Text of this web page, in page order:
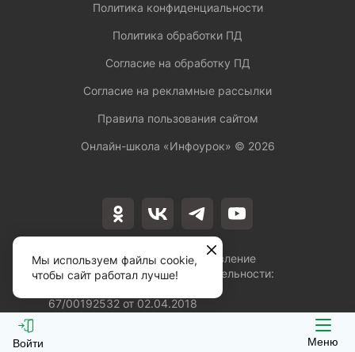
Войти Меню
Лицензия на осуществление
образовательной деятельности:
67/00192532 от 02.04.2018
Политика конфиденциальности
Политика обработки ПД
Согласие на обработку ПД
Согласие на рекламные рассылки
Правила пользования сайтом
Онлайн-школа «Инфоурок» © 2026
Мы используем файлы cookie,
чтобы сайт работал лучше!